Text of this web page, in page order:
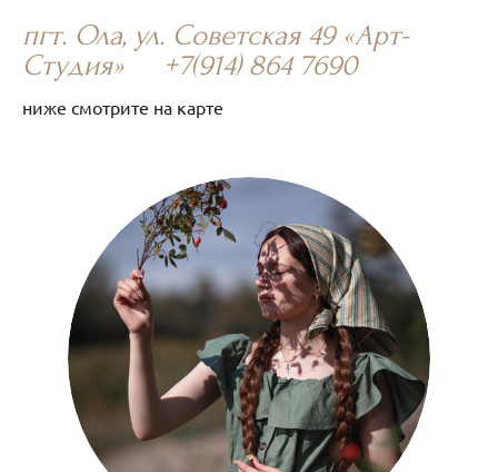
пгт. Ола, ул. Советская 49 «Арт-
Студия» +7(914) 864 7690
ниже смотрите на карте